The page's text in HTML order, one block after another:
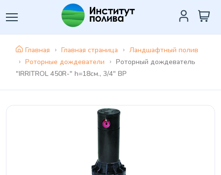
Главная Главная страница
Ландшафтный полив
Роторные дождеватели
Роторный дождеватель
"IRRITROL 450R-" h=18см., 3/4" ВР